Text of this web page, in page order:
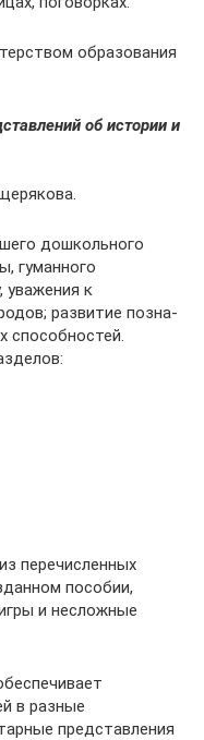
образования
об истории и
дошкольного
гуманного
уважения к
развитие позна­
способностей.
перечисленных
пособии,
и несложные
в разные
представления